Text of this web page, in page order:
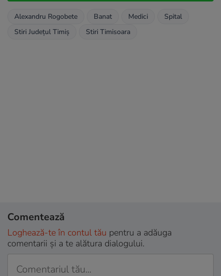
Alexandru Rogobete Banat Medici
Spital
Stiri Județul Timiș
Stiri Timisoara
Comentează
Loghează-te în contul tău pentru a adăuga
comentarii și a te alătura dialogului.